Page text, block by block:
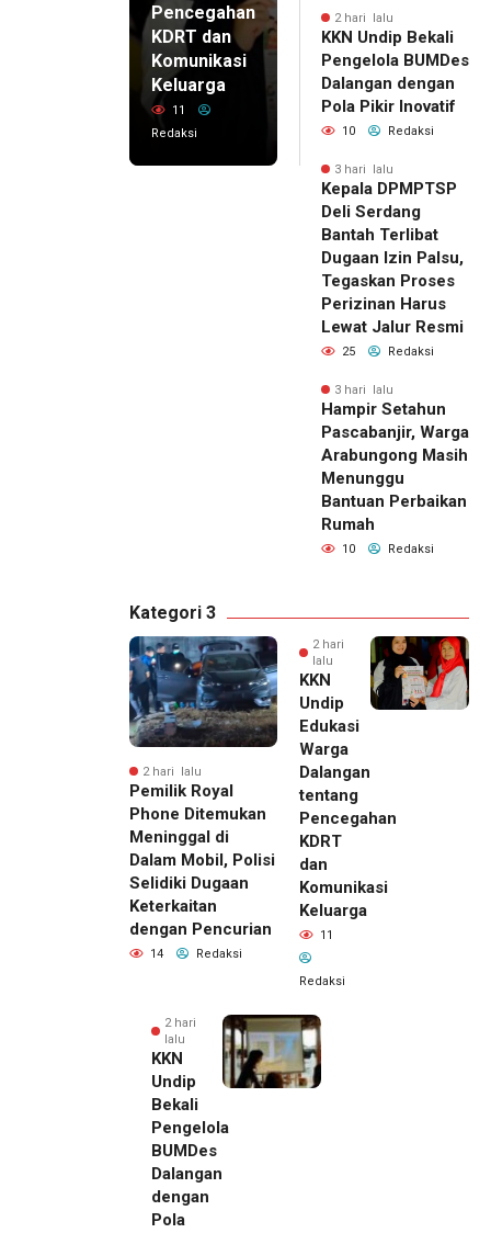
Pencegahan
KDRT dan
Komunikasi
Keluarga
11
Redaksi
2 hari lalu
KKN Undip Bekali
Pengelola BUMDes
Dalangan dengan
Pola Pikir Inovatif
10 Redaksi
3 hari lalu
Kepala DPMPTSP
Deli Serdang
Bantah Terlibat
Dugaan Izin Palsu,
Tegaskan Proses
Perizinan Harus
Lewat Jalur Resmi
25 Redaksi
3 hari lalu
Hampir Setahun
Pascabanjir, Warga
Arabungong Masih
Menunggu
Bantuan Perbaikan
Rumah
10 Redaksi
Kategori 3
2 hari lalu
Pemilik Royal
Phone Ditemukan
Meninggal di
Dalam Mobil, Polisi
Selidiki Dugaan
Keterkaitan
dengan Pencurian
14 Redaksi
2 hari
lalu
KKN
Undip
Edukasi
Warga
Dalangan
tentang
Pencegahan
KDRT
dan
Komunikasi
Keluarga
11
Redaksi
2 hari
lalu
KKN
Undip
Bekali
Pengelola
BUMDes
Dalangan
dengan
Pola